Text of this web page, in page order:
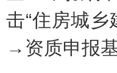
击“住房城
→资质申报